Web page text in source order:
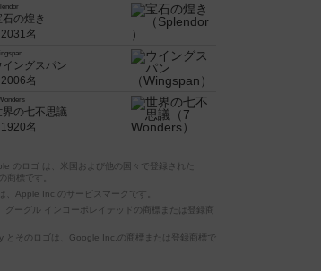
石の煌き
2031名
イングスパン
2006名
界の七不思議
1920名
のロゴ は、米国および他の国々で登録された
商標です。
、Apple Inc.のサービスマークです。
グーグル インコーポレイテッドの商標または登録商
とそのロゴは、Google Inc.の商標または登録商標で